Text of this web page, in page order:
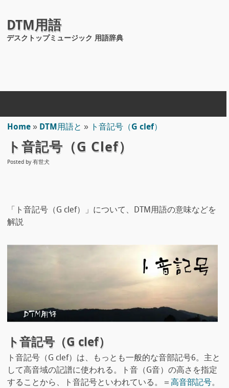
DTM用語
デスクトップミュージック 用語辞典
Home » DTM用語と » ト音記号（G clef）
ト音記号（G Clef）
Posted by有世犬
「ト音記号（G clef）」について、DTM用語の意味などを
解説
ト音記号（G clef）
ト音記号（G clef）は、もっとも一般的な音部記号6。主と
して高音域の記譜に使われる。ト音（G音）の高さを指定
することから、ト音記号といわれている。＝ 高音部記号。